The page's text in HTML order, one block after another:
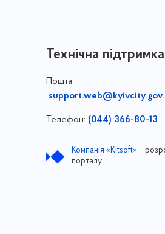
Технічна підтримка
Пошта:
Телефон: (044) 366-80-13
Компанія «Kitsoft» –
порталу